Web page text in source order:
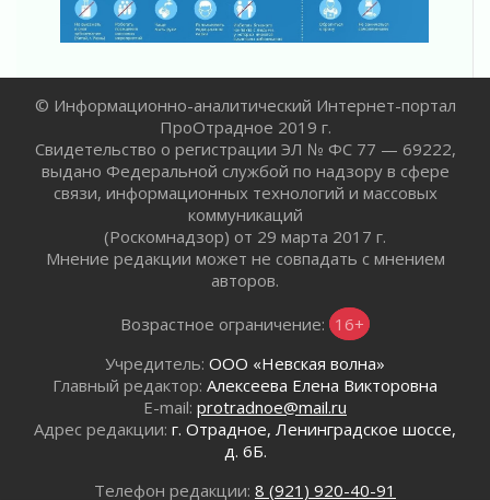
Комфортное лето: в Ленобласти 30 июля
ожидается теплая и сухая погода
закроют для движения в ночь на 31 июля
Волейболисты из Всеволожского района
представят Ленинградскую область на
всероссийском финале в Москве
30 июля 2026
«Кубок Защитников Отечества» для
ветеранов СВО стартовал в Выборге
Заблудившегося пенсионера вывели из леса в
Тосненском районе
30 июля 2026
Редкие птенцы козодоя вылупились во
Всеволожском районе Ленобласти
Изменение расписания 565 автобуса
© Информационно-аналитический Интернет-портал
ПроОтрадное 2019 г.
Свидетельство о регистрации ЭЛ № ФС 77 — 69222,
выдано Федеральной службой по надзору в сфере
связи, информационных технологий и массовых
коммуникаций
(Роскомнадзор) от 29 марта 2017 г.
Мнение редакции может не совпадать с мнением
авторов.
Возрастное ограничение: 16+
Учредитель: ООО «Невская волна»
Главный редактор: Алексеева Елена Викторовна
E-mail: protradnoe@mail.ru
Адрес редакции: г. Отрадное, Ленинградское шоссе,
д. 6Б.
Телефон редакции: 8 (921) 920-40-91